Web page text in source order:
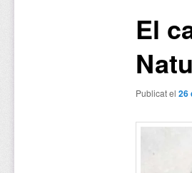
El
Publicat el 26